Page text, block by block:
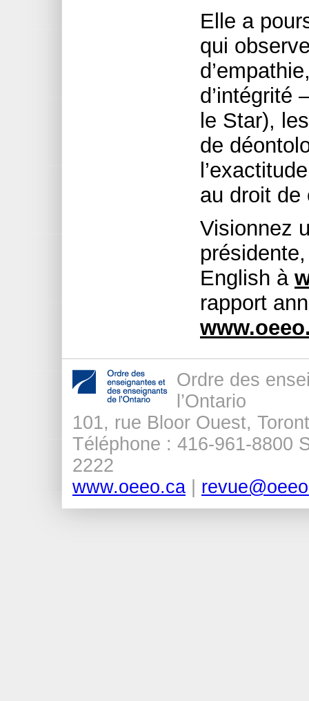
Elle a
qui
d’intégrité
le Star),
de
au droit de
Visionnez
English à
rapport
Ordre des
l’Ontario
101, rue Bloor Ouest,
Téléphone : 416-961-8800
2222
www.oeeo.ca